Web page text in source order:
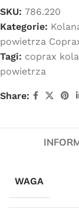
SKU: 786.220
Kategorie:
powietrza
Tagi: coprax
powietrza
Share:
WAGA